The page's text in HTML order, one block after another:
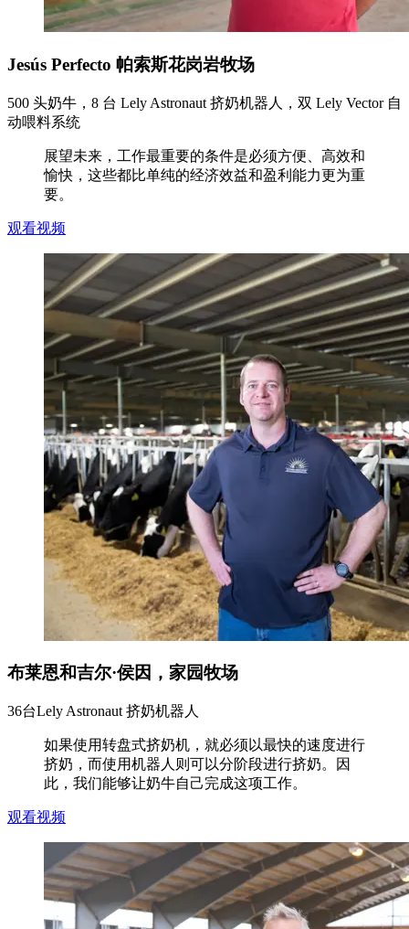
Jesús Perfecto 帕索斯花岗岩牧场
500 头奶牛，8 台 Lely Astronaut 挤奶机器人，双 Lely Vector 自
动喂料系统
展望未来，工作最重要的条件是必须方便、高效和
愉快，这些都比单纯的经济效益和盈利能力更为重
要。
观看视频
布莱恩和吉尔·侯因，家园牧场
36台Lely Astronaut 挤奶机器人
如果使用转盘式挤奶机，就必须以最快的速度进行
挤奶，而使用机器人则可以分阶段进行挤奶。因
此，我们能够让奶牛自己完成这项工作。
观看视频